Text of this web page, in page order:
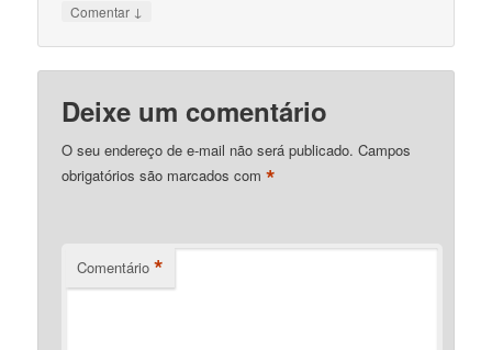
Comentar ↓
Deixe um comentário
O seu endereço de e-mail não será publicado. Campos
obrigatórios são marcados com*
Comentário *